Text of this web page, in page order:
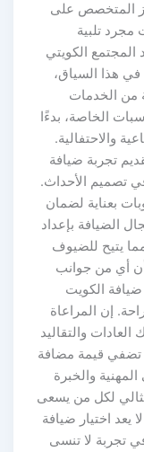
المتخصص على
تلبية
الكويتي
هذا السياق،
من الخدمات
الخاصة، بدءًا
والاحتفالية.
تجربة ضيافة
تصميم الأحداث.
بعناية لضمان
الضيافة بإعداد
يتيح للضيوف
أي من جوانب
الكويت
إن المراعاة
والتقاليد
تضفي قيمة مضافة
والخبرة
لكل من يسعى
يعد اختيار ضيافة
تجربة لا تنسى